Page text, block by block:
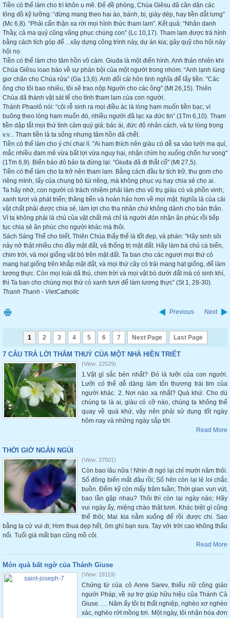
Tiền có thể làm cho trí khôn u mê. Để đề phòng, Chúa Giêsu đã căn dặn các
tông đồ kỹ lưỡng: “đừng mang theo hai áo, bánh, bị, giày dép, hay tiền dắt lưng”
(Mc 6,8). “Phải cẩn thận xa rời mọi hình thức tham lam”. Kết quả: “Nhân danh
Thầy, cả ma quỷ cũng vâng phục chúng con” (Lc 10,17). Tham lam được trá hình
bằng cách tích góp để…xây dựng công trình này, dự án kia; gây quỹ cho hội này
hội nọ.
Tiền có thể làm cho tâm hồn vô cảm. Giuđa là một điển hình. Anh thản nhiên khi
Chúa Giêsu loan báo về sự phản bội của một người trong nhóm. “Anh lạnh lùng
giơ chân cho Chúa rửa” (Ga 13,6). Anh đổi cái hôn tình nghĩa để lấy tiền. "Các
ông cho tôi bao nhiêu, tôi sẽ trao nộp Người cho các ông" (Mt 26,15). Thiên
Chúa đã thành vật sát tế cho tính tham lam của con người.
Thánh Phaolô nói: “cội rễ sinh ra mọi điều ác là lòng ham muốn tiền bạc, vì
buông theo lòng ham muốn đó, nhiều người đã lạc xa đức tin” (1Tm 6,10). Tham
tiền dập tắt mọi thứ tình cảm quý giá: bác ái, đức độ nhân cách, và tự lòng trọng
v.v... Tham tiền là ta sống nhưng tâm hồn đã chết.
Tiền có thể làm cho ý chí chai lì. "Ai ham thích nên giàu có dễ sa vào lưới ma quỉ,
mắc nhiều đam mê vừa bất lợi vừa nguy hại, nhận chìm họ xuống chốn hư vong"
(1Tm 6,9). Biển báo đỏ bảo ta đừng lại: “Giuđa đã đi thắt cổ" (Mt 27,5).
Tiền có thể làm cho ta trở nên tham lam. Bằng cách đầu tư tích trữ, thu gom cho
riêng mình, lấy của chung bỏ túi riêng, mà không phục vụ hay chia sẻ cho ai.
Ta hãy nhớ, con người có trách nhiệm phải làm cho vũ trụ giàu có và phồn vinh;
xanh tươi và phát triển; thăng tiến và hoàn hảo hơn về mọi mặt. Nghĩa là của cải
vật chất phải được chia sẻ, làm lợi cho tha nhân chứ không dành cho bản thân.
Vì ta không phải là chủ của vật chất mà chỉ là người đón nhận ân phúc rồi tiếp
tục chia sẻ ân phúc cho người khác mà thôi.
Sách Sáng Thế cho biết, Thiên Chúa thấy thế là tốt đẹp, và phán: "Hãy sinh sôi
nảy nở thật nhiều cho đầy mặt đất, và thống trị mặt đất. Hãy làm bá chủ cá biển,
chim trời, và mọi giống vật bò trên mặt đất. Ta ban cho các ngươi mọi thứ cỏ
mang hạt giống trên khắp mặt đất, và mọi thứ cây có trái mang hạt giống, để làm
lương thực. Còn mọi loài dã thú, chim trời và mọi vật bò dưới đất mà có sinh khí,
thì Ta ban cho chúng mọi thứ cỏ xanh tươi để làm lương thực” (St 1, 28-30).
Thanh Thanh - VietCatholic
Previous Next
1 2 3 4 5 6 7 Next Page Last Page
7 CÂU TRẢ LỜI THÂM THUÝ CỦA MỘT NHÀ HIỀN TRIẾT
(View: 22529)
1.Vật gì sắc bén nhất? Đó là lưỡi của con người.
Lưỡi có thể dễ dàng làm tổn thương trái tim của
người khác. 2. Nơi nào xa nhất? Quá khứ. Cho dù
chúng ta là ai, giàu có cỡ nào, chúng ta không thể
quay về quá khứ, vậy nên phải sử dụng tốt ngày
hôm nay và những ngày sắp tới.
Read More
THỜI GIỜ NGẮN NGỦI
(View: 37501)
Còn bao lâu nữa ! Nhìn đi ngó lại chỉ mười năm thôi.
Số đông biến mất đâu rồi; Số hên còn lại lẻ loi chắc
buồn. Đếm kỹ còn mấy trăm tuần; Thời gian vun vút,
bao lần gặp nhau? Thôi thì còn lại ngày nào; Hãy
vui ngày ấy, miệng chào thật tươi. Khác biệt gì cũng
thế thôi; Mai kia nằm xuống để rồi được chi. Sao
bằng ta cứ vui đi; Hơn thua dẹp hết, ôm ghì bạn xưa. Tay với trời cao không thấu
nổi. Tuổi già mất bạn cũng mồ côi.
Read More
Món quà bất ngờ của Thánh Giuse
(View: 19119)
Chứng từ của cô Anne Sarev, thiếu nữ công giáo
người Pháp, về sự trợ giúp hữu hiệu của Thánh Cả
Giuse. … Năm ấy tôi bị thất nghiệp, nghèo xơ nghèo
xác, nghèo rớt mồng tơi. Một ngày, tôi nhận hóa đơn